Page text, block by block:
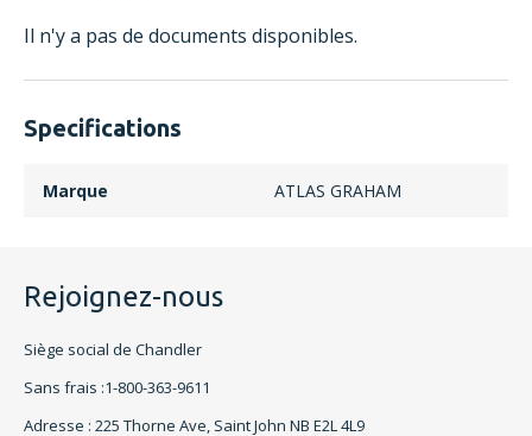
Il n'y a pas de documents disponibles.
Specifications
Marque ATLAS GRAHAM
Rejoignez-nous
Siège social de Chandler
Sans frais :1-800-363-9611
Adresse : 225 Thorne Ave, Saint John NB E2L 4L9